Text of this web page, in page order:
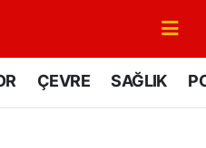
ÇEVRE SAĞLIK